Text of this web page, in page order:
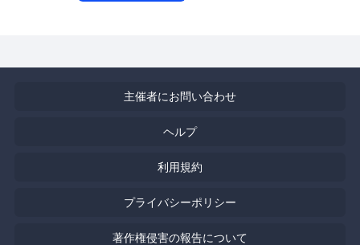
主催者にお問い合わせ
ヘルプ
利用規約
プライバシーポリシー
著作権侵害の報告について